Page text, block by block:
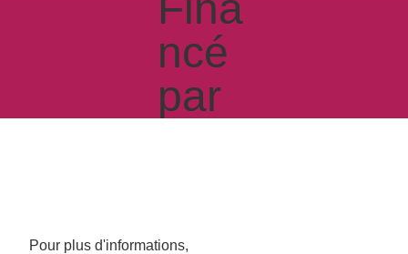
ncé
par
Pour plus d'informations,